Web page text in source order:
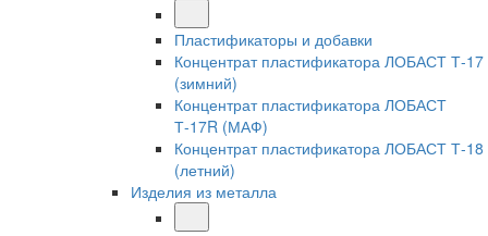
Пластификаторы и добавки
Концентрат пластификатора ЛОБАСТ Т-17
(зимний)
Концентрат пластификатора ЛОБАСТ
Т-17R (МАФ)
Концентрат пластификатора ЛОБАСТ Т-18
(летний)
Изделия из металла